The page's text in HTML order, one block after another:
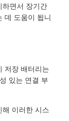
하면서 장기간
데 도움이 됩니
저장 배터리는
있는 연결 부
해 이러한 시스